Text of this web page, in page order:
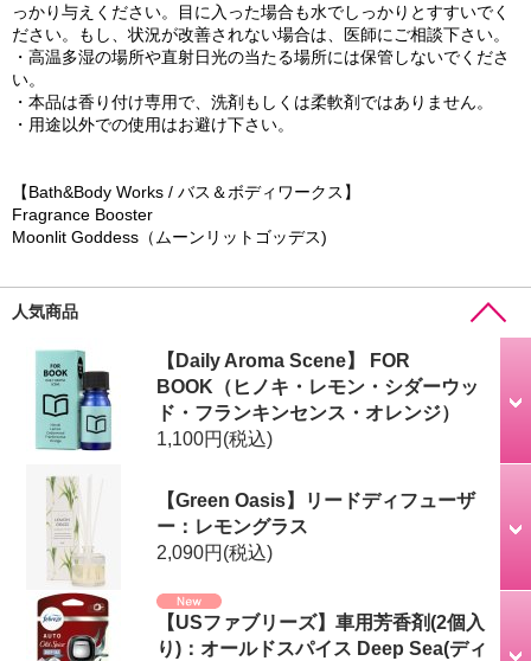
っかり与えください。目に入った場合も水でしっかりとすすいでく
ださい。もし、状況が改善されない場合は、医師にご相談下さい。
・高温多湿の場所や直射日光の当たる場所には保管しないでくださ
い。
・本品は香り付け専用で、洗剤もしくは柔軟剤ではありません。
・用途以外での使用はお避け下さい。
【Bath&Body Works / バス＆ボディワークス】
Fragrance Booster
Moonlit Goddess（ムーンリットゴッデス)
人気商品
【Daily Aroma Scene】 FOR
BOOK（ヒノキ・レモン・シダーウッ
ド・フランキンセンス・オレンジ）
1,100円(税込)
【Green Oasis】リードディフューザ
ー：レモングラス
2,090円(税込)
【USファブリーズ】車用芳香剤(2個入
り)：オールドスパイス Deep Sea(ディ